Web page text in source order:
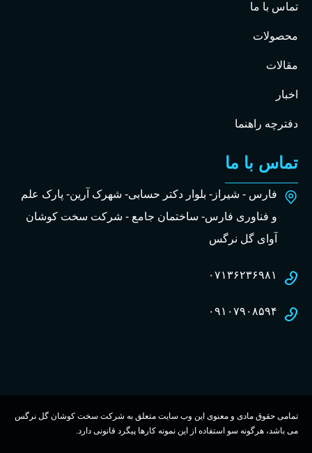
تماس با ما
محصولات
مقالات
اخبار
دفترچه راهنما
تماس با ما
فارس - شیراز- بلوار دکتر حسابی- شهرک آرین- پارک علم
و فناوری فارس- ساختمان جامع - شرکت سخت کوشان
آوای گل نرگس
۰۷۱۳۶۲۳۶۹۸۱
۰۹۱۰۷۹۰۸۵۹۴
تمامی حقوق مادی و معنوی این وب سایت متعلق به شرکت سخت کوشان گل نرگس
می باشد، هرگونه سو استفاده از این نمونه کارها پیگرد قانونی دارد.